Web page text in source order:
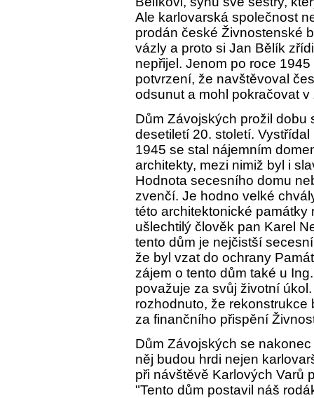
Ale karlovarská společnost
prodán české Živnostenské
vázly a proto si Jan Bělík
nepřijel. Jenom po roce
potvrzení, že navštěvoval
odsunut a mohl pokračovat v
Dům Závojských prožil dobu
desetiletí 20. století.
1945 se stal nájemním
architekty, mezi nimiž byl i
Hodnota secesního domu
zvenčí. Je hodno velké
této architektonické památky
ušlechtilý člověk pan Karel
tento dům je nejčistší
že byl vzat do ochrany
zájem o tento dům také u
považuje za svůj životní
rozhodnuto, že rekonstrukce
za finančního přispění
Dům Závojských se nakonec
něj budou hrdi nejen
při návštěvě Karlových Varů
"Tento dům postavil náš